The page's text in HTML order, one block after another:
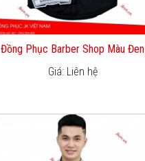
Đồng Phục Barber Shop Màu Đen
Giá: Liên hệ